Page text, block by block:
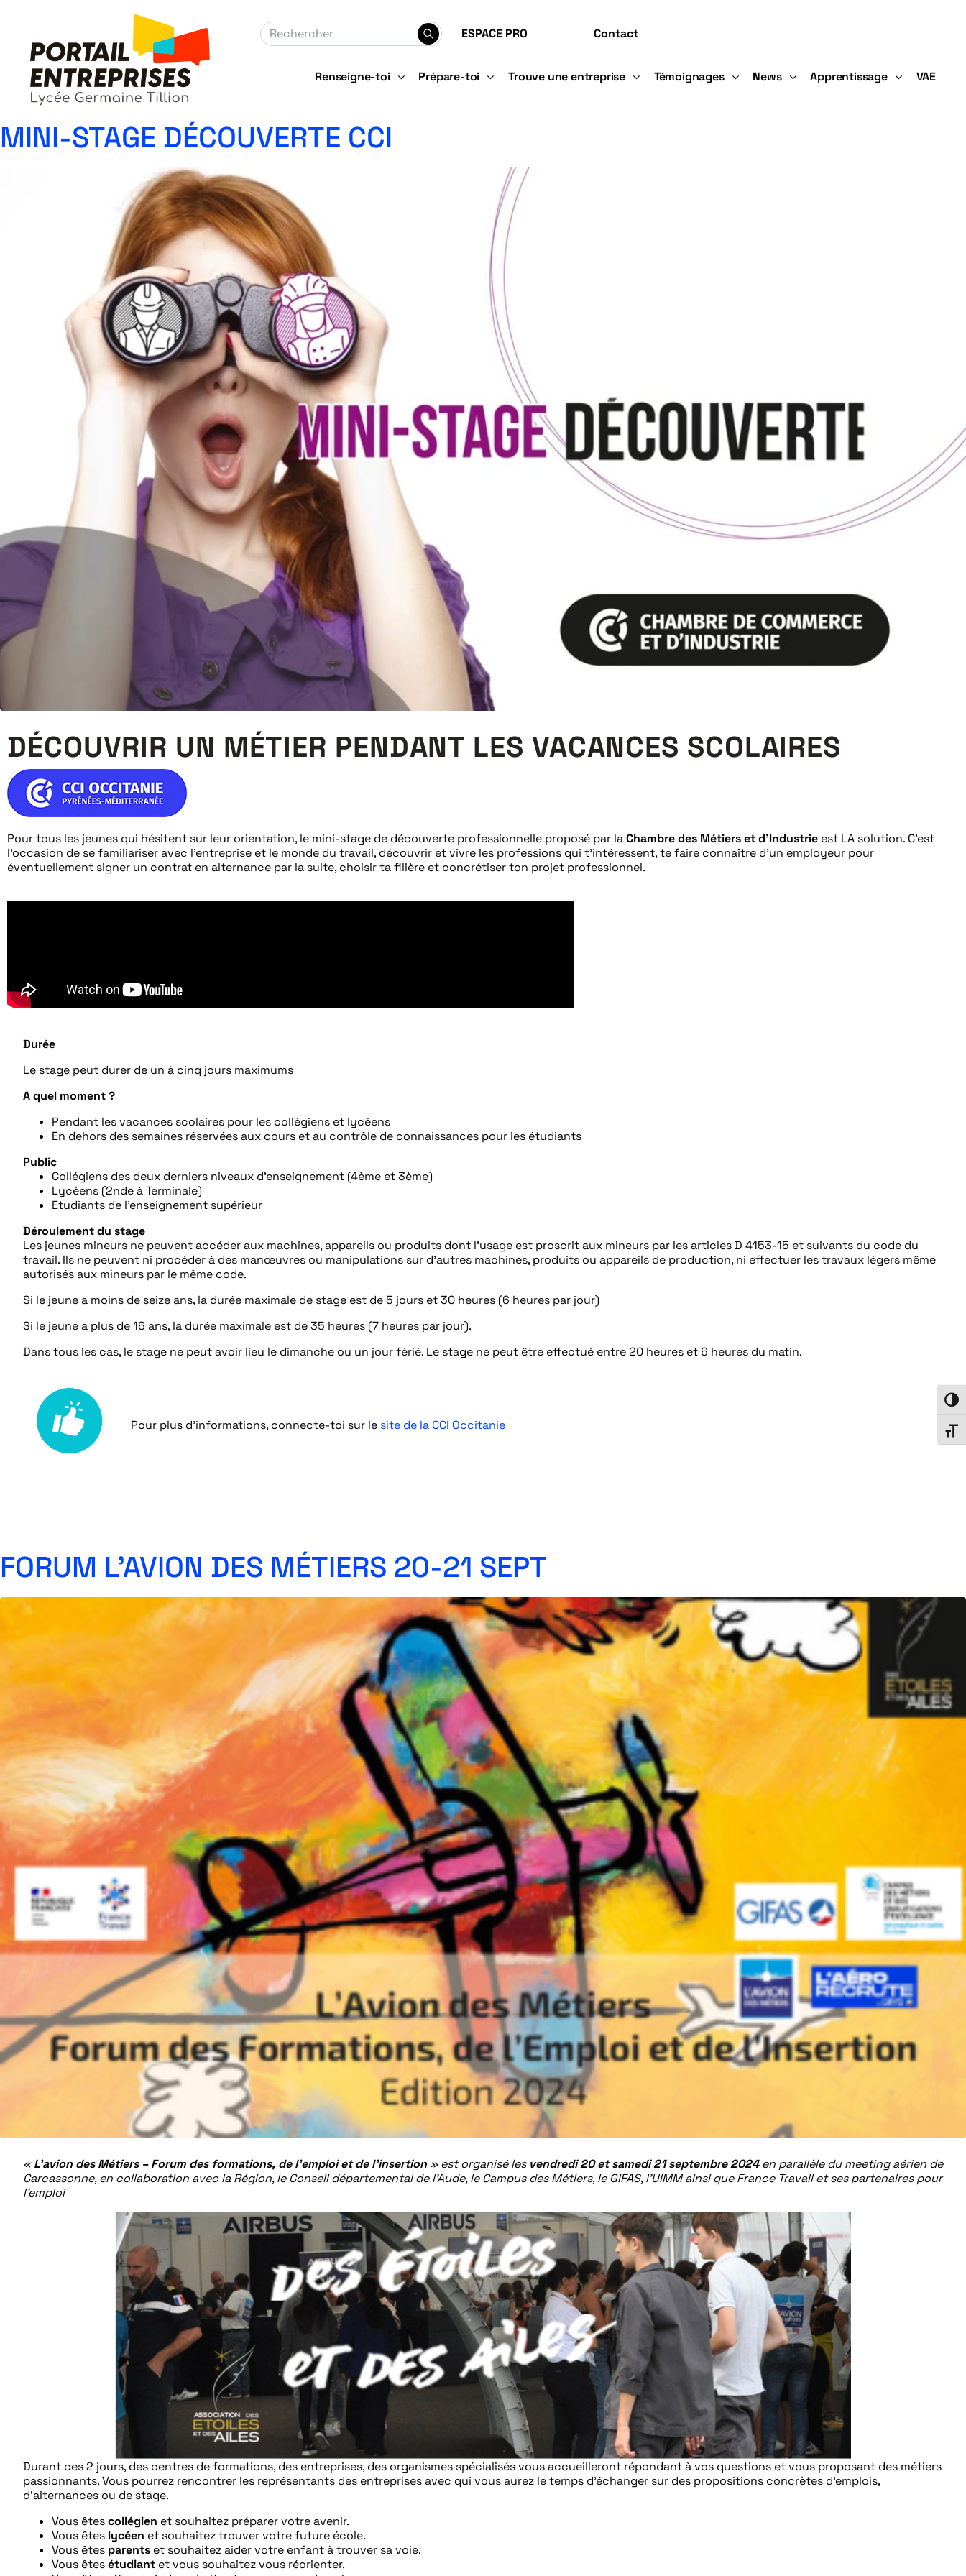
ESPACE PRO Contact
Renseigne-toi Prépare-toi Trouve une entreprise Témoignages News Apprentissage VAE
MINI-STAGE DÉCOUVERTE CCI
DÉCOUVRIR UN MÉTIER PENDANT LES VACANCES SCOLAIRES
Pour tous les jeunes qui hésitent sur leur orientation, le mini-stage de découverte professionnelle proposé par laChambre des Métiers et d’Industrie est LA solution. C’est
l’occasion de se familiariser avec l’entreprise et le monde du travail, découvrir et vivre les professions qui t’intéressent, te faire connaître d’un employeur pour
éventuellement signer un contrat en alternance par la suite, choisir ta filière et concrétiser ton projet professionnel.
Durée
Le stage peut durer de un à cinq jours maximums
A quel moment ?
Pendant les vacances scolaires pour les collégiens et lycéens
En dehors des semaines réservées aux cours et au contrôle de connaissances pour les étudiants
Public
Collégiens des deux derniers niveaux d’enseignement (4ème et 3ème)
Lycéens (2nde à Terminale)
Etudiants de l’enseignement supérieur
Déroulement du stage
Les jeunes mineurs ne peuvent accéder aux machines, appareils ou produits dont l’usage est proscrit aux mineurs par les articles D 4153-15 et suivants du code du
travail. Ils ne peuvent ni procéder à des manœuvres ou manipulations sur d’autres machines, produits ou appareils de production, ni effectuer les travaux légers même
autorisés aux mineurs par le même code.
Si le jeune a moins de seize ans, la durée maximale de stage est de 5 jours et 30 heures (6 heures par jour)
Si le jeune a plus de 16 ans, la durée maximale est de 35 heures (7 heures par jour).
Dans tous les cas, le stage ne peut avoir lieu le dimanche ou un jour férié. Le stage ne peut être effectué entre 20 heures et 6 heures du matin.
Pour plus d’informations, connecte-toi sur le site de la CCI Occitanie
FORUM L’AVION DES MÉTIERS 20-21 SEPT
«L’avion des Métiers – Forum des formations, de l’emploi et de l’insertion » est organisé les vendredi 20 et samedi 21 septembre 2024en parallèle du meeting aérien de
Carcassonne, en collaboration avec la Région, le Conseil départemental de l’Aude, le Campus des Métiers, le GIFAS, l’UIMM ainsi que France Travail et ses partenaires pour
l’emploi
Durant ces 2 jours, des centres de formations, des entreprises, des organismes spécialisés vous accueilleront répondant à vos questions et vous proposant des métiers
passionnants. Vous pourrez rencontrer les représentants des entreprises avec qui vous aurez le temps d’échanger sur des propositions concrètes d’emplois,
d’alternances ou de stage.
Vous êtescollégien et souhaitez préparer votre avenir.
Vous êtes lycéen et souhaitez trouver votre future école.
Vous êtes parents et souhaitez aider votre enfant à trouver sa voie.
Vous êtesétudiant et vous souhaitez vous réorienter.